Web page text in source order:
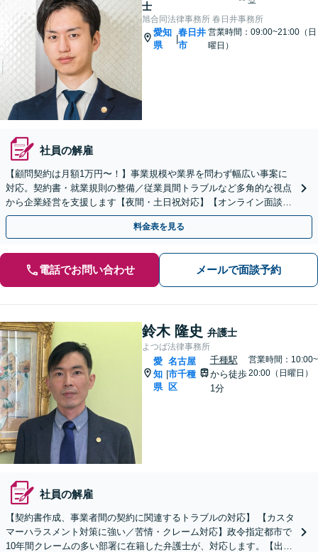
士
旭合同法律事務所 春日井事務所
愛知
県
春日井
市
営業時間：09:00~21:00（日
曜日）
社員の解雇
【顧問契約は月額1万円〜！】事業規模や業界を問わず幅広い事案に
対応。契約書・就業規則の整備／従業員間トラブルなど多角的な視点
から企業経営を支援します【夜間・土日祝対応】【オンライン面談
可】【完全個室】
料金表を見る
電話でお問い合わせ メールで面談予約
鈴木 隆史 弁護士
よつば法律事務所
愛
知
県
|
名古屋
市千種
区
千種駅
から徒歩
1分
営業時間：10:00~
20:00（日曜日）
社員の解雇
【契約書作成、事業者間の契約に関連するトラブルの対応】 【カスタ
マーハラスメント対策に強い／苦情・クレーム対応】政令指定都市で
10年間クレームの多い部署に在籍した弁護士が、対応します。【出張